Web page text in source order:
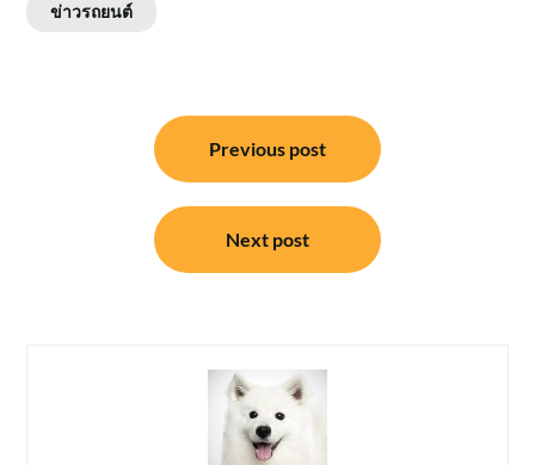
ข่าวรถยนต์
Previous post
Next post